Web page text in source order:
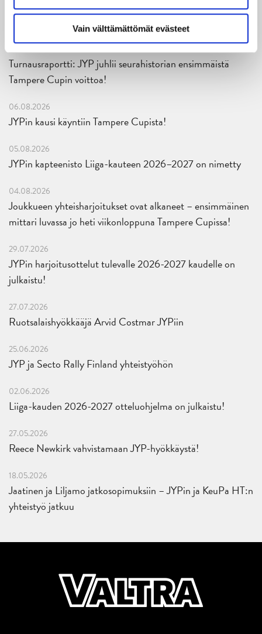
Vain välttämättömät evästeet
Uusimmat
Turnausraportti: JYP juhlii seurahistorian ensimmäistä
Tampere Cupin voittoa!
06.08.2026
JYPin kausi käyntiin Tampere Cupista!
05.08.2026
JYPin kapteenisto Liiga-kauteen 2026–2027 on nimetty
04.08.2026
Joukkueen yhteisharjoitukset ovat alkaneet – ensimmäinen
mittari luvassa jo heti viikonloppuna Tampere Cupissa!
29.07.2026
JYPin harjoitusottelut tulevalle 2026-2027 kaudelle on
julkaistu!
27.07.2026
Ruotsalaishyökkääjä Arvid Costmar JYPiin
25.06.2026
JYP ja Secto Rally Finland yhteistyöhön
02.06.2026
Liiga-kauden 2026-2027 otteluohjelma on julkaistu!
27.05.2026
Reece Newkirk vahvistamaan JYP-hyökkäystä!
18.05.2026
Jaatinen ja Liljamo jatkosopimuksiin – JYPin ja KeuPa HT:n
yhteistyö jatkuu